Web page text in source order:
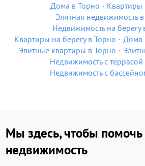
Дома в Торно
Квартиры
Элитная недвижимость
Недвижимость на берегу
Квартиры на берегу в Торно
Дома
Элитные квартиры в Торно
Недвижимость с
Недвижимость с
Мы здесь, чтобы помочь
недвижимость